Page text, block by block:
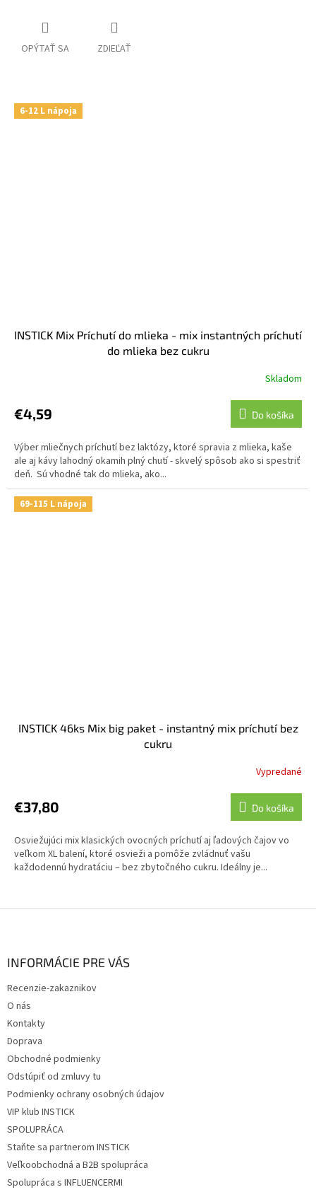
OPÝTAŤ SA ZDIEĽAŤ
6-12 L nápoja
INSTICK Mix Príchutí do mlieka - mix instantných príchutí
do mlieka bez cukru
Skladom
€4,59 Do košíka
Výber mliečnych príchutí bez laktózy, ktoré spravia z mlieka, kaše
ale aj kávy lahodný okamih plný chutí - skvelý spôsob ako si spestriť
deň. Sú vhodné tak do mlieka, ako...
69-115 L nápoja
INSTICK 46ks Mix big paket - instantný mix príchutí bez
cukru
Vypredané
€37,80 Do košíka
Osviežujúci mix klasických ovocných príchutí aj ľadových čajov vo
veľkom XL balení, ktoré osvieži a pomôže zvládnuť vašu
každodennú hydratáciu – bez zbytočného cukru. Ideálny je...
INFORMÁCIE PRE VÁS
Recenzie-zakaznikov
O nás
Kontakty
Doprava
Obchodné podmienky
Odstúpiť od zmluvy tu
Podmienky ochrany osobných údajov
VIP klub INSTICK
SPOLUPRÁCA
Staňte sa partnerom INSTICK
Veľkoobchodná a B2B spolupráca
Spolupráca s INFLUENCERMI